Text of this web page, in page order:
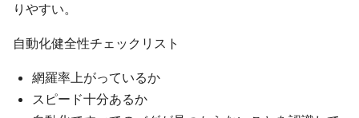
りやすい。
自動化健全性チェックリスト
網羅率上がっているか
スピード十分あるか